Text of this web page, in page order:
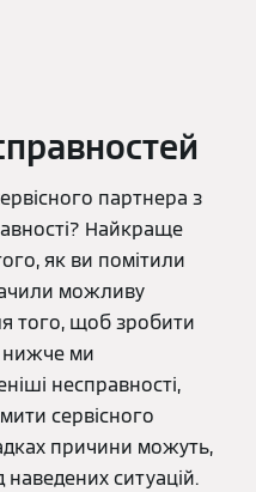
партнера з
Найкраще
як ви помітили
можливу
того, щоб зробити
нижче ми
несправності,
сервісного
причини можуть,
наведених ситуацій.